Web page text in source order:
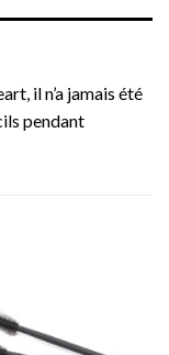
il n’a jamais été
pendant